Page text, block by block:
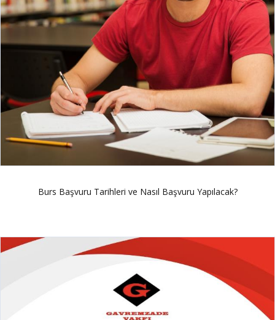
Burs Başvuru Tarihleri ve Nasıl Başvuru Yapılacak?